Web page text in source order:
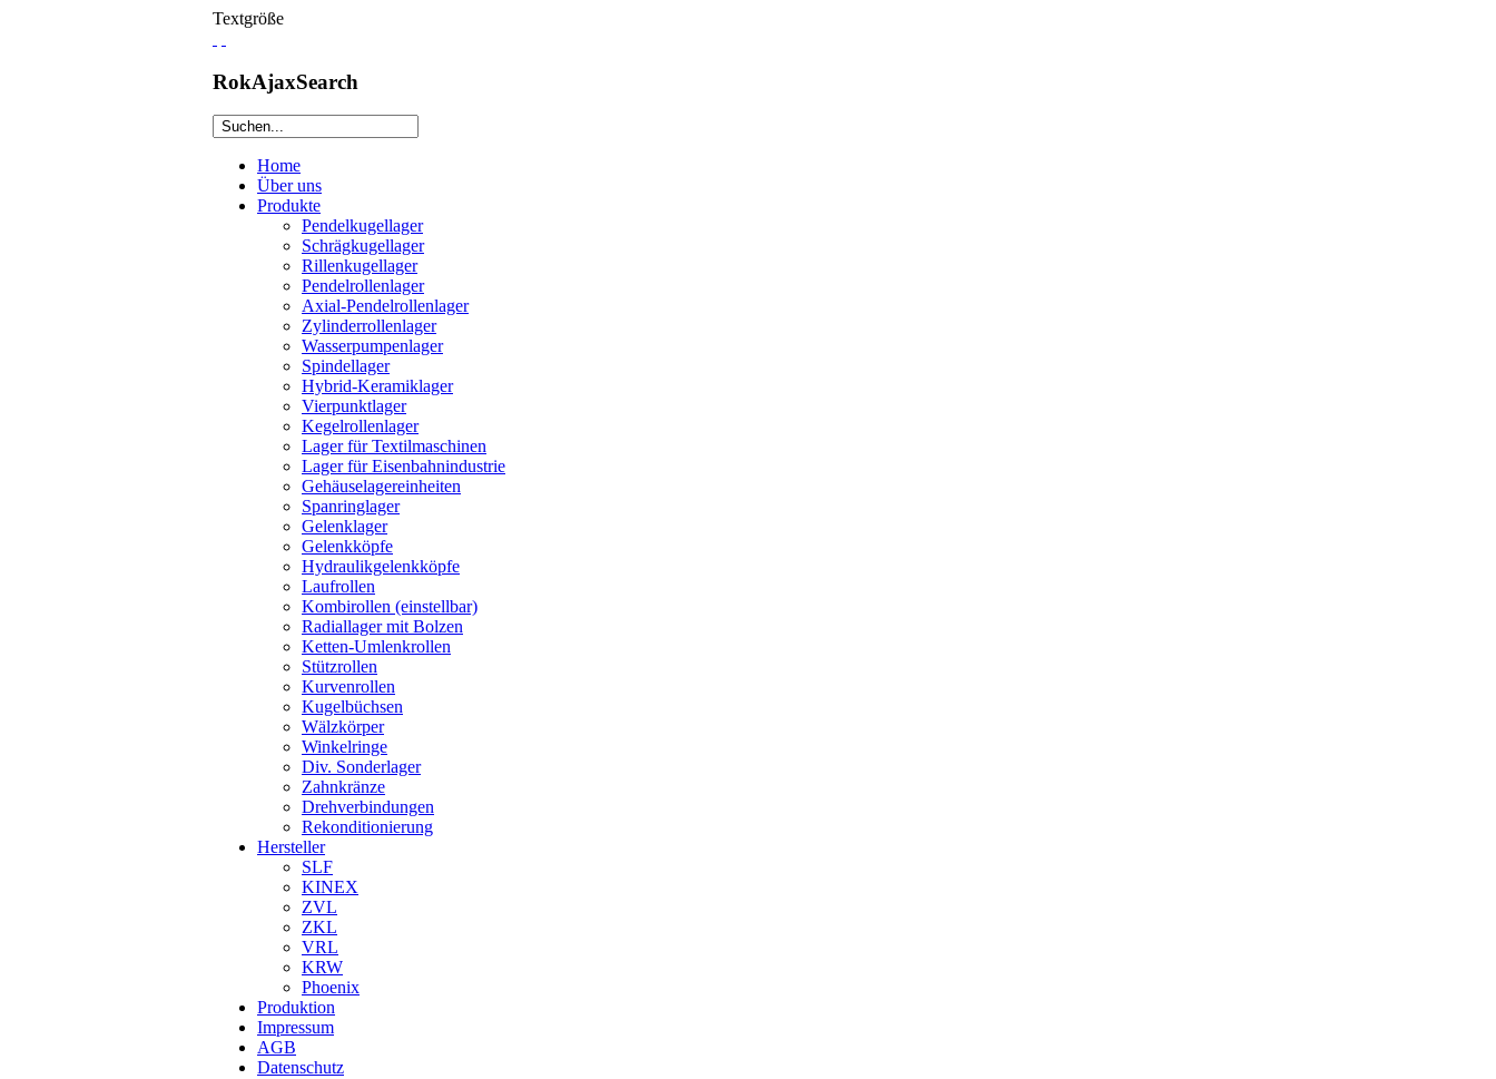
Textgröße
RokAjaxSearch
Home
Über uns
Produkte
Pendelkugellager
Schrägkugellager
Rillenkugellager
Pendelrollenlager
Axial-Pendelrollenlager
Zylinderrollenlager
Wasserpumpenlager
Spindellager
Hybrid-Keramiklager
Vierpunktlager
Kegelrollenlager
Lager für Textilmaschinen
Lager für Eisenbahnindustrie
Gehäuselagereinheiten
Spanringlager
Gelenklager
Gelenkköpfe
Hydraulikgelenkköpfe
Laufrollen
Kombirollen (einstellbar)
Radiallager mit Bolzen
Ketten-Umlenkrollen
Stützrollen
Kurvenrollen
Kugelbüchsen
Wälzkörper
Winkelringe
Div. Sonderlager
Zahnkränze
Drehverbindungen
Rekonditionierung
Hersteller
SLF
KINEX
ZVL
ZKL
VRL
KRW
Phoenix
Produktion
Impressum
AGB
Datenschutz